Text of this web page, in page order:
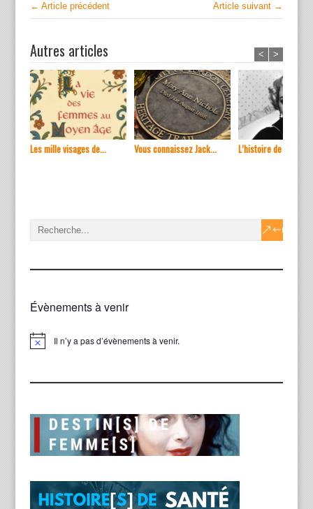
← Article précédent Article suivant →
Autres articles
Les mille visages de... Vous connaissez Jack... L’histoire de ...
< >
Évènements à venir
Notice Il n’y a pas d’évènements à venir.